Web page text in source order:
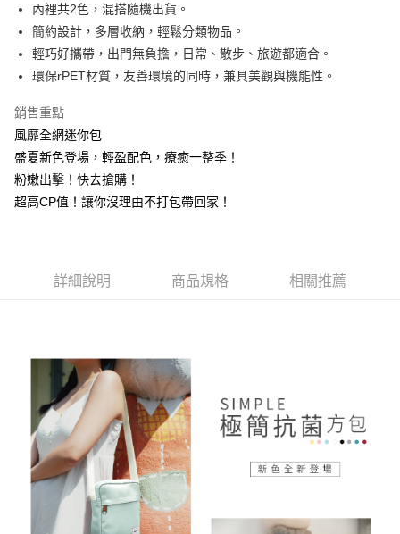
國泰世華商業銀行
臺灣中小企業銀行
台中商業銀行
匯豐（台灣）商業銀行
華泰商業銀行
聯邦商業銀行
遠東國際商業銀行
元大商業銀行
永豐商業銀行
台新國際商業銀行
台灣樂天信用卡公司
Apple Pay
街口支付
全盈+PAY
AFTEE先享後付
相關說明
【關於「AFTEE先享後付」】
３．安心：先確認商品／服務後，再付款。
２．訂單成立數日內，您將收到繳費通知簡訊。
３．收到繳費通知簡訊後14天內，點擊此簡訊中的連結，可透過四大超商／
ATM／網路銀行／等多元方式進行付款，方視為交易完成。
※ 請注意：結帳手續完成當下不需立刻繳費，但若您需要取消訂單，請聯絡
購買商品的店家。未經商家同意取消之訂單仍視為有效，需透過AFTEE先享
後付繳納相關費用。
※ 交易是否成功請以「AFTEE先享後付 」之結帳頁面顯示為準，若有關於
是否繳費成功／繳費後需取消欲退款等相關疑問，請聯繫「AFTEE先享後付
客戶支援中心」https://netprotections.freshdesk.com/support/home
【注意事項】
ATM付款
【全家】取貨付款
每筆NT$90，滿NT$990(含以上)免運費
【宅配】
每筆NT$90，滿NT$490(含以上)免運費
【郵寄】離島／外島
每筆NT$150，滿NT$990(含以上)免運費
內裡共2色，混搭隨機出貨。
簡約設計，多層收納，輕鬆分類物品。
輕巧好攜帶，出門無負擔，日常、散步、旅遊都適合。
環保rPET材質，友善環境的同時，兼具美觀與機能性。
銷售重點
風靡全網迷你包
盛夏新色登場，輕盈配色，療癒一整季！
粉嫩出擊！快去搶購！
超高CP值！讓你沒理由不打包帶回家！
詳細說明 商品規格 相關推薦